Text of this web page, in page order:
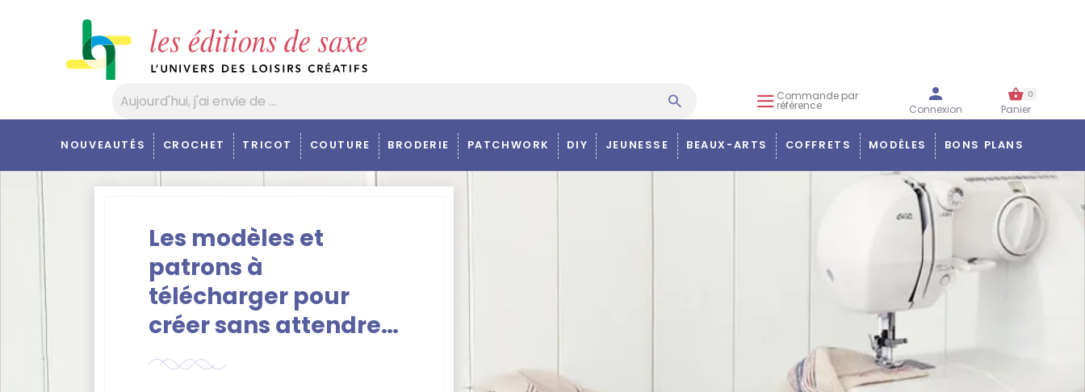
Commande par
référence Connexion Panier
0
NOUVEAUTÉS CROCHET TRICOT COUTURE BRODERIE PATCHWORK DIY JEUNESSE BEAUX-ARTS COFFRETS MODÈLES BONS PLANS
Les modèles et
patrons à
télécharger pour
créer sans attendre…